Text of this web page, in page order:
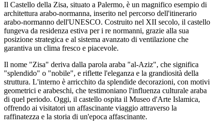
Il Castello della Zisa, situato a Palermo, è un magnifico esempio di
architettura arabo-normanna, inserito nel percorso dell'itinerario
arabo-normanno dell'UNESCO. Costruito nel XII secolo, il castello
fungeva da residenza estiva per i re normanni, grazie alla sua
posizione strategica e al sistema avanzato di ventilazione che
garantiva un clima fresco e piacevole.
Il nome "Zisa" deriva dalla parola araba "al-Aziz", che significa
"splendido" o "nobile", e riflette l'eleganza e la grandiosità della
struttura. L'interno è arricchito da splendide decorazioni, con motivi
geometrici e arabeschi, che testimoniano l'influenza culturale araba
di quel periodo. Oggi, il castello ospita il Museo d'Arte Islamica,
offrendo ai visitatori un affascinante viaggio attraverso la
raffinatezza e la storia di un'epoca affascinante.